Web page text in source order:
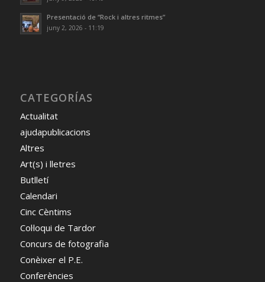
Presentació de “Rock i altres ritmes”
juny 2, 2026 - 11:19
CATEGORÍAS
Actualitat
ajudapublicacions
Altres
Art(s) i lletres
Butlletí
Calendari
Cinc Cèntims
Col·loqui de Tardor
Concurs de fotografia
Conèixer el P.E.
Conferències